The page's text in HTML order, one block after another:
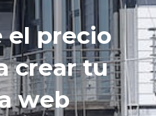
el precio
crear tu
web